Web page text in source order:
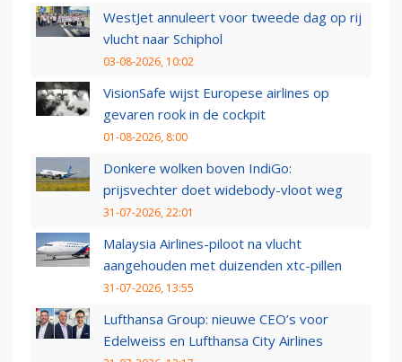
WestJet annuleert voor tweede dag op rij
vlucht naar Schiphol
03-08-2026, 10:02
VisionSafe wijst Europese airlines op
gevaren rook in de cockpit
01-08-2026, 8:00
Donkere wolken boven IndiGo:
prijsvechter doet widebody-vloot weg
31-07-2026, 22:01
Malaysia Airlines-piloot na vlucht
aangehouden met duizenden xtc-pillen
31-07-2026, 13:55
Lufthansa Group: nieuwe CEO’s voor
Edelweiss en Lufthansa City Airlines